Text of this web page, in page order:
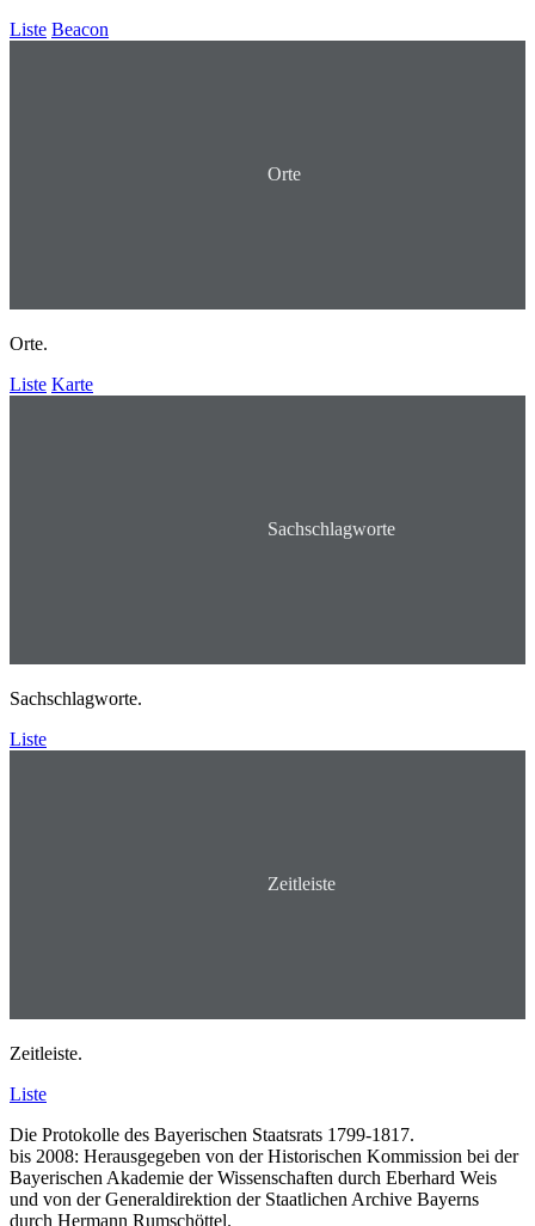
Liste Beacon
Orte
Orte.
Liste Karte
Sachschlagworte
Sachschlagworte.
Liste
Zeitleiste
Zeitleiste.
Liste
Die Protokolle des Bayerischen Staatsrats 1799-1817.
bis 2008: Herausgegeben von der Historischen Kommission bei der
Bayerischen Akademie der Wissenschaften durch Eberhard Weis
und von der Generaldirektion der Staatlichen Archive Bayerns
durch Hermann Rumschöttel.